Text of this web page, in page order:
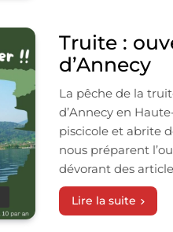
Truite :
d’Annecy
La pêche de la
d’Annecy en
piscicole et abrite
nous préparent
dévorant des
Lire la suite